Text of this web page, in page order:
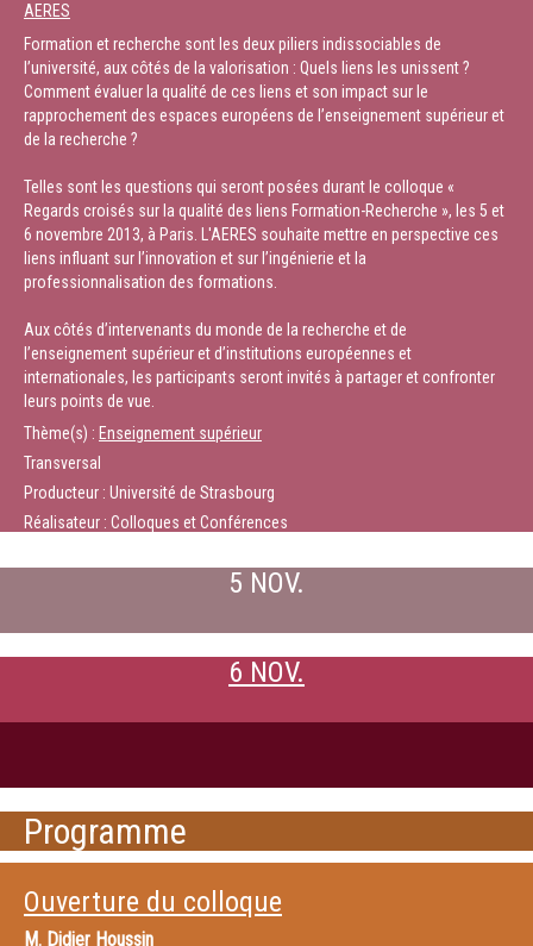
AERES
Formation et recherche sont les deux piliers indissociables de
l’université, aux côtés de la valorisation : Quels liens les unissent ?
Comment évaluer la qualité de ces liens et son impact sur le
rapprochement des espaces européens de l’enseignement supérieur et
de la recherche ?
Telles sont les questions qui seront posées durant le colloque «
Regards croisés sur la qualité des liens Formation-Recherche », les 5 et
6 novembre 2013, à Paris. L'AERES souhaite mettre en perspective ces
liens influant sur l’innovation et sur l’ingénierie et la
professionnalisation des formations.
Aux côtés d’intervenants du monde de la recherche et de
l’enseignement supérieur et d’institutions européennes et
internationales, les participants seront invités à partager et confronter
leurs points de vue.
Thème(s) : Enseignement supérieur
Transversal
Producteur : Université de Strasbourg
Réalisateur : Colloques et Conférences
5 NOV.
6 NOV.
Programme
Ouverture du colloque
M. Didier Houssin